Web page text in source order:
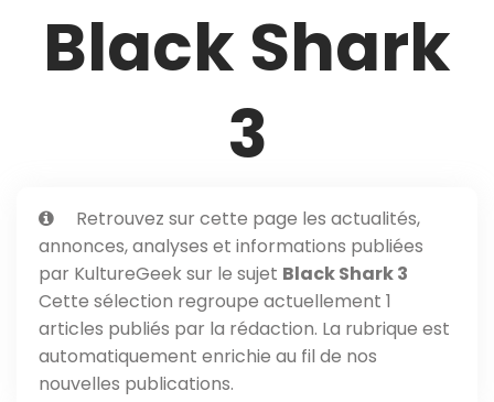
Black Shark
3
Retrouvez sur cette page les actualités,
annonces, analyses et informations publiées
par KultureGeek sur le sujet Black Shark 3
Cette sélection regroupe actuellement 1
articles publiés par la rédaction. La rubrique est
automatiquement enrichie au fil de nos
nouvelles publications.